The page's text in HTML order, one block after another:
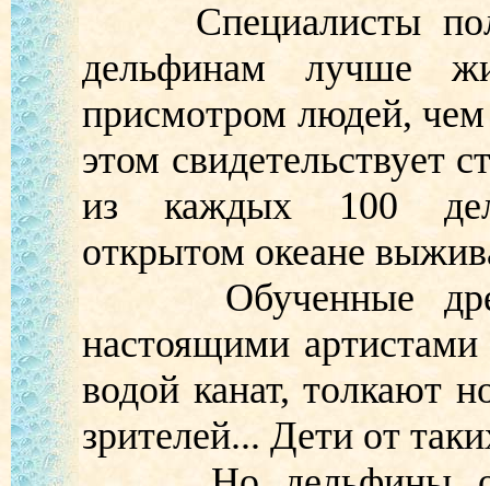
Специалисты
дельфинам лучше
присмотром людей,
этом свидетельствует
из каждых 100
открытом океане
Обученные
настоящими
водой канат, толкают
зрителей... Дети от